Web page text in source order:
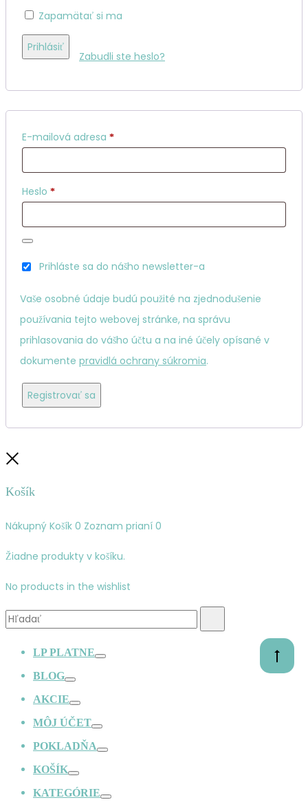
na
Zapamätať si ma
Prihlásiť
Zabudli ste heslo?
E-mailová adresa *Povinné
Heslo *Povinné
Prihláste sa do nášho newsletter-a
Vaše osobné údaje budú použité na zjednodušenie
používania tejto webovej stránke, na správu
prihlasovania do vášho účtu a na iné účely opísané v
dokumente pravidlá ochrany súkromia.
Registrovať sa
Košík
Nákupný Košík 0 Zoznam prianí 0
Žiadne produkty v košíku.
No products in the wishlist
Vyhľadávanie:
LP PLATNE
BLOG
AKCIE
MÔJ ÚČET
POKLADŇA
KOŠÍK
KATEGÓRIE